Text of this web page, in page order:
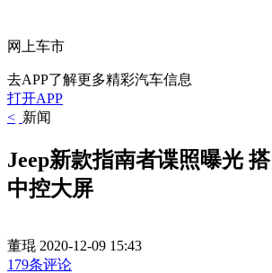
网上车市
去APP了解更多精彩汽车信息
打开APP
< 新闻
Jeep新款指南者谍照曝光
中控大屏
董琨 2020-12-09 15:43
179条评论